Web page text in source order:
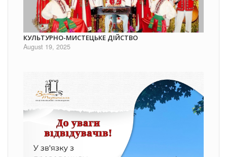
КУЛЬТУРНО-МИСТЕЦЬКЕ ДІЙСТВО
August 19, 2025